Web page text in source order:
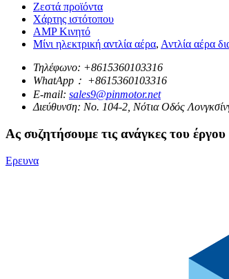
Ζεστά προϊόντα
Χάρτης ιστότοπου
AMP Κινητό
Μίνι ηλεκτρική αντλία αέρα, Αντλία αέρα
Τηλέφωνο: +8615360103316
WhatApp： +8615360103316
E-mail: sales9@pinmotor.net
Διεύθυνση: Νο. 104-2, Νότια Οδός
Ας συζητήσουμε τις ανάγκες του έργου
Ερευνα